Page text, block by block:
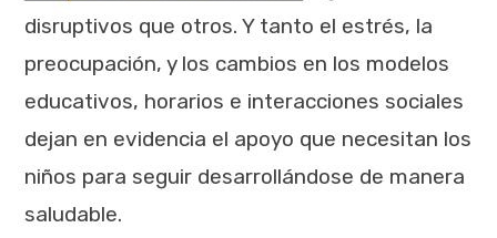
disruptivos que otros. Y tanto el estrés, la
preocupación, y los cambios en los modelos
educativos, horarios e interacciones sociales
dejan en evidencia el apoyo que necesitan los
niños para seguir desarrollándose de manera
saludable.